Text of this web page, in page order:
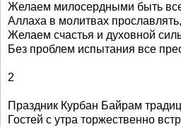
Желаем милосердными быть
Аллаха в молитвах прославлять,
Желаем счастья и духовной
Без проблем испытания все
2
Праздник Курбан Байрам
Гостей с утра торжественно